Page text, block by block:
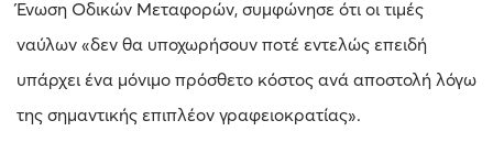
Ένωση Οδικών Μεταφορών, συμφώνησε ότι οι τιμές
ναύλων «δεν θα υποχωρήσουν ποτέ εντελώς επειδή
υπάρχει ένα μόνιμο πρόσθετο κόστος ανά αποστολή λόγω
της σημαντικής επιπλέον γραφειοκρατίας».